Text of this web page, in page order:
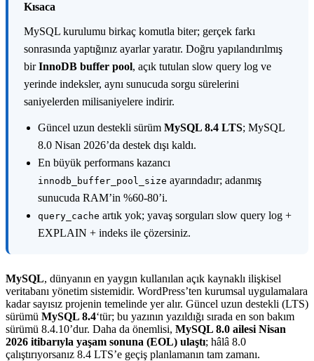
Kısaca
MySQL kurulumu birkaç komutla biter; gerçek farkı
sonrasında yaptığınız ayarlar yaratır. Doğru yapılandırılmış
birInnoDB buffer pool, açık tutulan slow query log ve
yerinde indeksler, aynı sunucuda sorgu sürelerini
saniyelerden milisaniyelere indirir.
Güncel uzun destekli sürüm MySQL 8.4 LTS; MySQL
8.0 Nisan 2026’da destek dışı kaldı.
En büyük performans kazancı
innodb_buffer_pool_size ayarındadır; adanmış
sunucuda RAM’in %60-80’i.
query_cache artık yok; yavaş sorguları slow query log +
EXPLAIN + indeks ile çözersiniz.
MySQL, dünyanın en yaygın kullanılan açık kaynaklı ilişkisel
veritabanı yönetim sistemidir. WordPress’ten kurumsal uygulamalara
kadar sayısız projenin temelinde yer alır. Güncel uzun destekli (LTS)
sürümü MySQL 8.4‘tür; bu yazının yazıldığı sırada en son bakım
sürümü 8.4.10’dur. Daha da önemlisi, MySQL 8.0 ailesi Nisan
2026 itibarıyla yaşam sonuna (EOL) ulaştı; hâlâ 8.0
çalıştırıyorsanız 8.4 LTS’e geçiş planlamanın tam zamanı.